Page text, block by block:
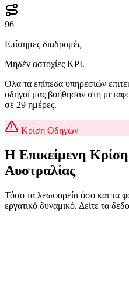
96
Επίσημες διαδρομές
Μηδέν αστοχίες KPI.
Όλα τα επίπεδα υπηρεσιών
οδηγοί μας βοήθησαν στη
σε 29 ημέρες.
Κρίση Οδηγών
Η Επικείμενη
Αυστραλίας
Τόσο τα λεωφορεία όσο και τα
εργατικό δυναμικό. Δείτε τα